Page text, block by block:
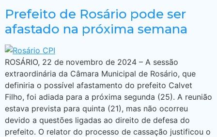
Prefeito de Rosário pode ser
afastado na próxima semana
ROSÁRIO, 22 de novembro de 2024 – A sessão
extraordinária da Câmara Municipal de Rosário, que
definiria o possível afastamento do prefeito Calvet
Filho, foi adiada para a próxima segunda (25). A reunião
estava prevista para quinta (21), mas não ocorreu
devido a questões ligadas ao direito de defesa do
prefeito. O relator do processo de cassação justificou o